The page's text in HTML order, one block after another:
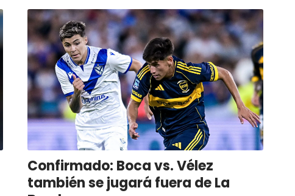
Confirmado: Boca vs. Vélez
también se jugará fuera de La